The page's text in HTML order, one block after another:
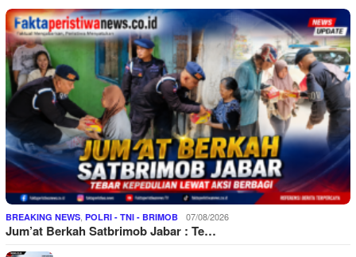
BREAKING NEWS POLRI - TNI - BRIMOB 07/08/2026
Jum’at Berkah Satbrimob Jabar : Te…